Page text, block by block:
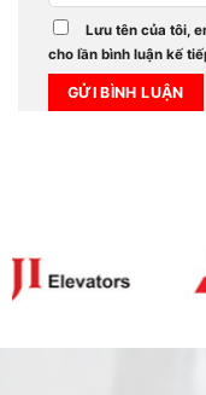
Lưu tên của tôi,
cho lần bình luận kế